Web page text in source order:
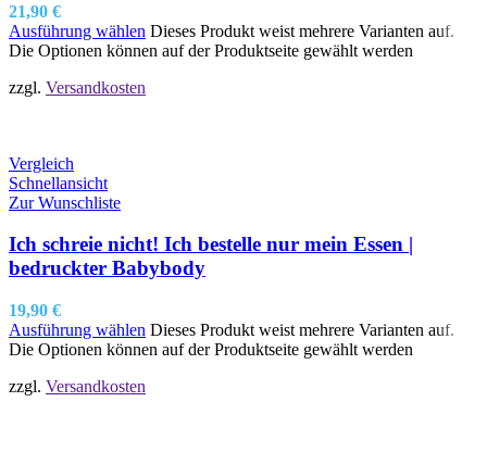
21,90 €
Ausführung wählen Dieses Produkt weist mehrere Varianten auf.
Die Optionen können auf der Produktseite gewählt werden
zzgl. Versandkosten
Vergleich
Schnellansicht
Zur Wunschliste
Ich schreie nicht! Ich bestelle nur mein Essen |
bedruckter Babybody
19,90 €
Ausführung wählen Dieses Produkt weist mehrere Varianten auf.
Die Optionen können auf der Produktseite gewählt werden
zzgl. Versandkosten